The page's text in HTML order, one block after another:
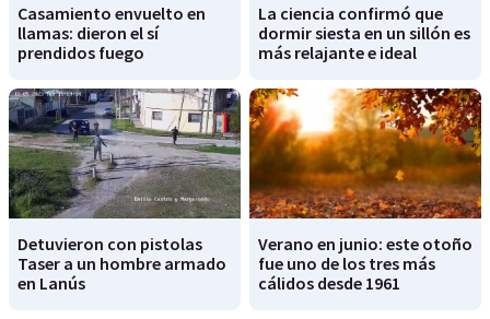
Casamiento envuelto en
llamas: dieron el sí
prendidos fuego
La ciencia confirmó que
dormir siesta en un sillón es
más relajante e ideal
Detuvieron con pistolas
Taser a un hombre armado
en Lanús
Verano en junio: este otoño
fue uno de los tres más
cálidos desde 1961